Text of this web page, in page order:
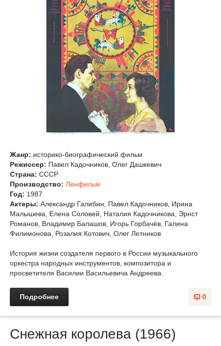
Жанр: историко-биографический фильм
Режиссер: Павел Кадочников, Олег Дашкевич
Страна: СССР
Производство: Ленфильм
Год: 1987
Актеры: Александр Галибин, Павел Кадочников, Ирина
Малышева, Елена Соловей, Наталия Кадочникова, Эрнст
Романов, Владимир Балашов, Игорь Горбачёв, Галина
Филимонова, Розалия Котович, Олег Летников
История жизни создателя первого в России музыкального
оркестра народных инструментов, композитора и
просветителя Василии Васильевича Андреева.
0
Подробнее
Снежная королева (1966)